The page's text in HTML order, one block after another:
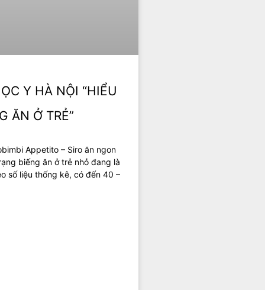
Y HÀ NỘI “HIỂU
ĂN Ở TRẺ”
Appetito – Siro ăn ngon
biếng ăn ở trẻ nhỏ đang là
số liệu thống kê, có đến 40 –